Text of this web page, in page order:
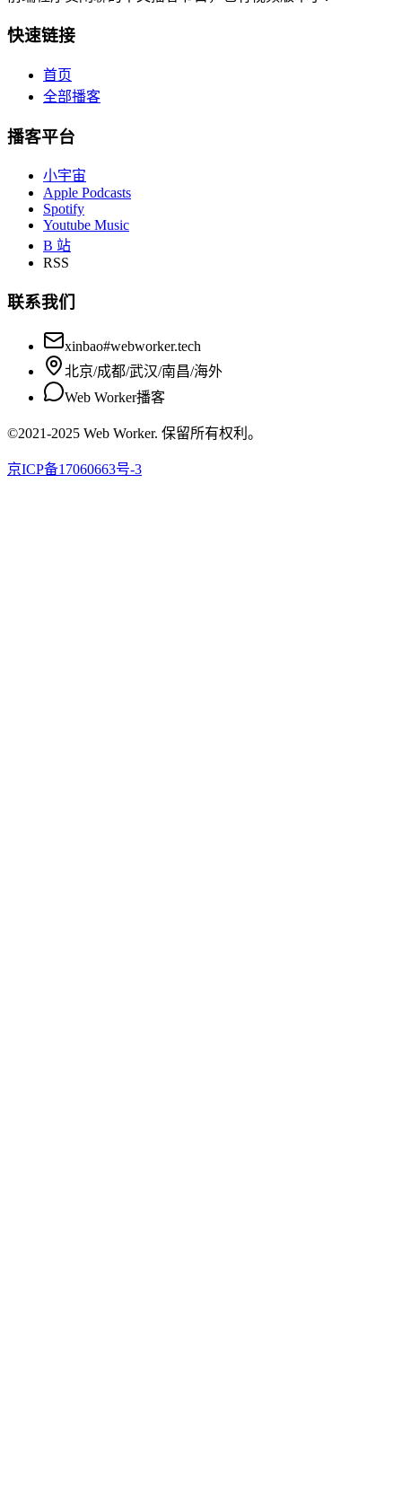
快速链接
首页
全部播客
播客平台
小宇宙
Apple Podcasts
Spotify
Youtube Music
B 站
RSS
联系我们
xinbao#webworker.tech
北京/成都/武汉/南昌/海外
Web Worker播客
©2021-2025 Web Worker. 保留所有权利。
京ICP备17060663号-3